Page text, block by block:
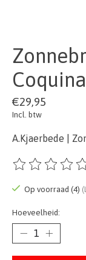
€29,95
Incl. btw
A.Kjaerbede |
De beoordeling
Op voorraad (4)
Hoeveelheid: